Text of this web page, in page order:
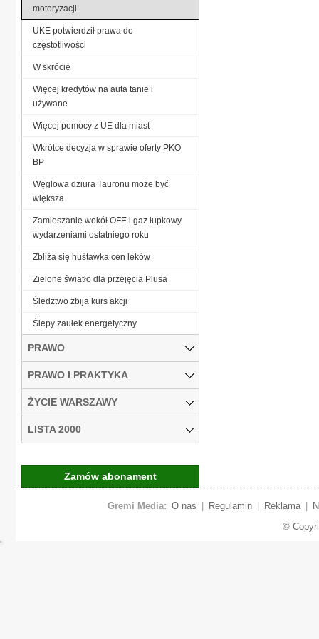
motoryzacji
UKE potwierdził prawa do
częstotliwości
W skrócie
Więcej kredytów na auta tanie i
używane
Więcej pomocy z UE dla miast
Wkrótce decyzja w sprawie oferty PKO
BP
Węglowa dziura Tauronu może być
większa
Zamieszanie wokół OFE i gaz łupkowy
wydarzeniami ostatniego roku
Zbliża się huśtawka cen leków
Zielone światło dla przejęcia Plusa
Śledztwo zbija kurs akcji
Ślepy zaułek energetyczny
PRAWO
PRAWO I PRAKTYKA
ŻYCIE WARSZAWY
LISTA 2000
Zamów abonament
Gremi Media: O nas Regulamin Reklama
©